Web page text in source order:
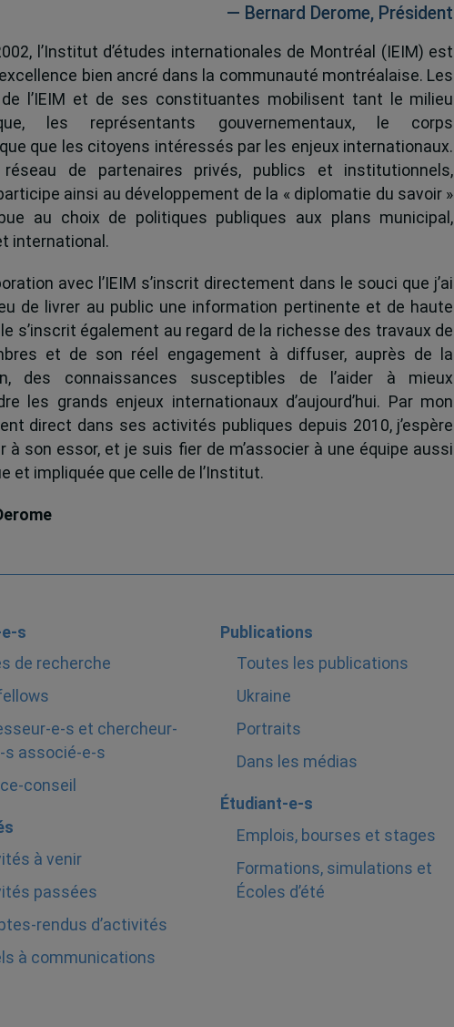
— Bernard Derome, Président
l’Institut d’études internationales de Montréal (IEIM) est
bien ancré dans la communauté montréalaise. Les
l’IEIM et de ses constituantes mobilisent tant le milieu
les représentants gouvernementaux, le corps
que les citoyens intéressés par les enjeux internationaux.
de partenaires privés, publics et institutionnels,
ainsi au développement de la « diplomatie du savoir »
au choix de politiques publiques aux plans municipal,
international.
avec l’IEIM s’inscrit directement dans le souci que j’ai
de livrer au public une information pertinente et de haute
s’inscrit également au regard de la richesse des travaux de
et de son réel engagement à diffuser, auprès de la
des connaissances susceptibles de l’aider à mieux
les grands enjeux internationaux d’aujourd’hui. Par mon
direct dans ses activités publiques depuis 2010, j’espère
à son essor, et je suis fier de m’associer à une équipe aussi
et impliquée que celle de l’Institut.
s
de recherche
e-s et chercheur-
s associé-e-s
conseil
à venir
passées
rendus d’activités
à communications
Publications
Toutes les publications
Ukraine
Portraits
Dans les médias
Étudiant-e-s
Emplois, bourses et stages
Formations, simulations et
Écoles d’été